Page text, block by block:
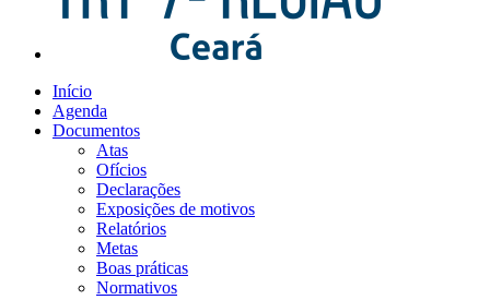
Início
Agenda
Documentos
Atas
Ofícios
Declarações
Exposições de motivos
Relatórios
Metas
Boas práticas
Normativos